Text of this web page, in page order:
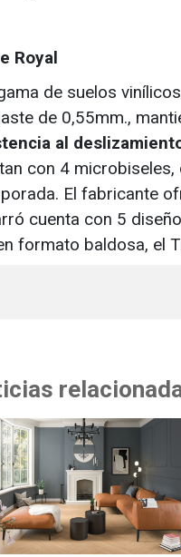
Royal
de suelos
de 0,55mm.,
al
con 4
El fabricante
cuenta con 5
formato baldosa, el